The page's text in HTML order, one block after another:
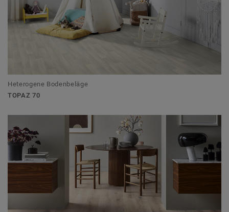
Heterogene Bodenbeläge
TOPAZ 70